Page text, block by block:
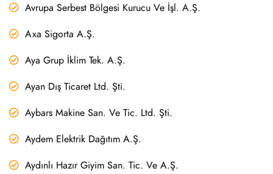
Avrupa Serbest Bölgesi Kurucu Ve İşl. A.Ş.
Axa Sigorta A.Ş.
Aya Grup İklim Tek. A.Ş.
Ayan Dış Ticaret Ltd. Şti.
Aybars Makine San. Ve Tic. Ltd. Şti.
Aydem Elektrik Dağıtım A.Ş.
Aydınlı Hazır Giyim San. Tic. Ve A.Ş.